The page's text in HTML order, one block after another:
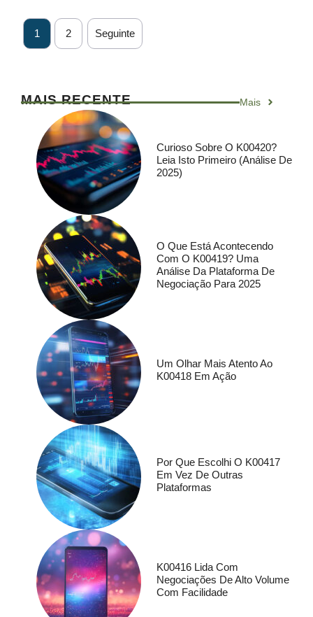
1 2 Seguinte
MAIS RECENTE Mais
Curioso Sobre O K00420?
Leia Isto Primeiro (análise De
2025)
O Que Está Acontecendo
Com O K00419? Uma
Análise Da Plataforma De
Negociação Para 2025
Um Olhar Mais Atento Ao
K00418 Em Ação
Por Que Escolhi O K00417
Em Vez De Outras
Plataformas
K00416 Lida Com
Negociações De Alto Volume
Com Facilidade